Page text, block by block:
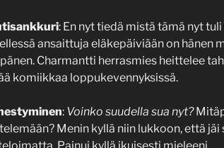
: En nyt tiedä mistä tämä nyt
ansaittuja eläkepäiviään on hänen
Charmantti herrasmies heittelee
komiikkaa loppukevennyksissä.
: Voinko suudella sua nyt?
Menin kyllä niin lukkoon, että